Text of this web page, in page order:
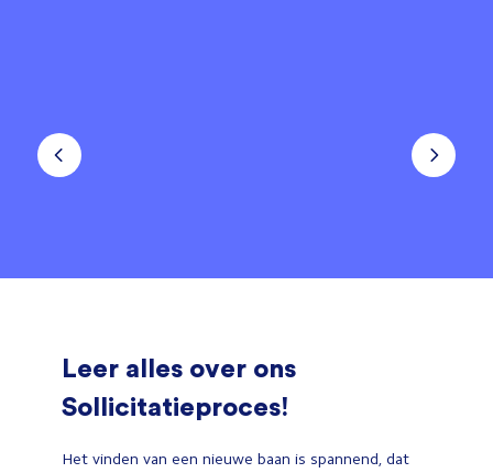
Leer alles over ons
Sollicitatieproces!
Het vinden van een nieuwe baan is spannend, dat